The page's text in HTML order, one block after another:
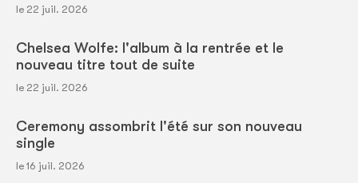
le 22 juil. 2026
Chelsea Wolfe: l'album à la rentrée et le
nouveau titre tout de suite
le 22 juil. 2026
Ceremony assombrit l'été sur son nouveau
single
le 16 juil. 2026